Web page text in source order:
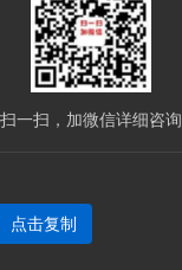
扫一扫，加微信详细咨询